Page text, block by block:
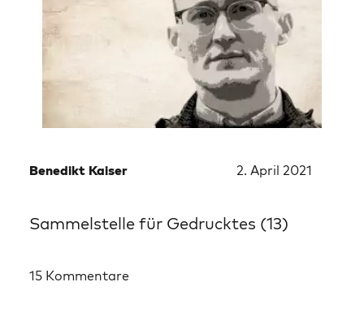
Benedikt Kaiser 2. April 2021
Sammelstelle für Gedrucktes (13)
15 Kommentare